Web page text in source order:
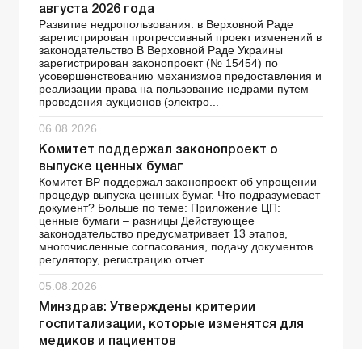
августа 2026 года
Развитие недропользования: в Верховной Раде
зарегистрирован прогрессивный проект изменений в
законодательство В Верховной Раде Украины
зарегистрирован законопроект (№ 15454) по
усовершенствованию механизмов предоставления и
реализации права на пользование недрами путем
проведения аукционов (электро...
06.08.2026
Комитет поддержал законопроект о
выпуске ценных бумаг
Комитет ВР поддержал законопроект об упрощении
процедур выпуска ценных бумаг. Что подразумевает
документ? Больше по теме: Приложение ЦП:
ценные бумаги – разницы Действующее
законодательство предусматривает 13 этапов,
многочисленные согласования, подачу документов
регулятору, регистрацию отчет...
05.08.2026
Минздрав: Утверждены критерии
госпитализации, которые изменятся для
медиков и пациентов